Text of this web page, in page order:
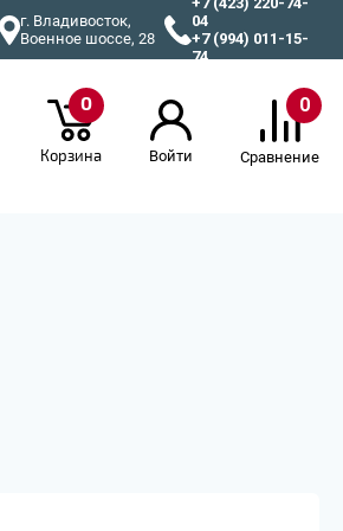
г. Владивосток,
Военное шоссе, 28
04
+7 (994) 011-15-
74
0
Корзина Войти
0
Сравнение